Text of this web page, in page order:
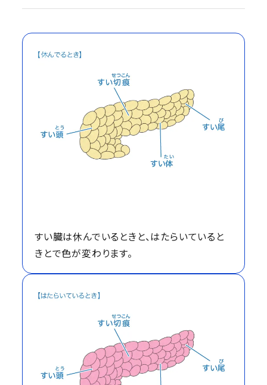
すい臓は休んでいるときと、はたらいていると
きとで色が変わります。